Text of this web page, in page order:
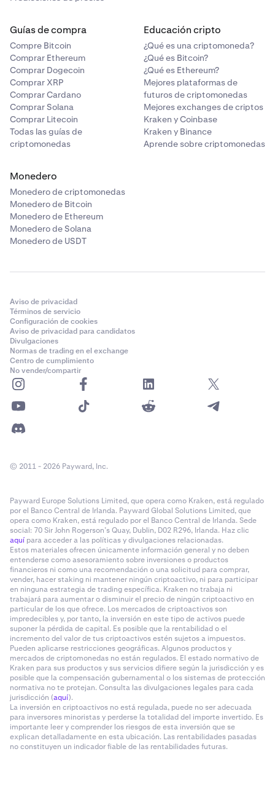
Guías de compra
Compre Bitcoin
Comprar Ethereum
Comprar Dogecoin
Comprar XRP
Comprar Cardano
Comprar Solana
Comprar Litecoin
Todas las guías de
criptomonedas
Educación cripto
¿Qué es una criptomoneda?
¿Qué es Bitcoin?
¿Qué es Ethereum?
Mejores plataformas de
futuros de criptomonedas
Mejores exchanges de criptos
Kraken y Coinbase
Kraken y Binance
Aprende sobre criptomonedas
Monedero
Monedero de criptomonedas
Monedero de Bitcoin
Monedero de Ethereum
Monedero de Solana
Monedero de USDT
Aviso de privacidad
Términos de servicio
Configuración de cookies
Aviso de privacidad para candidatos
Divulgaciones
Normas de trading en el exchange
Centro de cumplimiento
No vender/compartir
© 2011 - 2026 Payward, Inc.
Payward Europe Solutions Limited, que opera como Kraken, está regulado
por el Banco Central de Irlanda. Payward Global Solutions Limited, que
opera como Kraken, está regulado por el Banco Central de Irlanda. Sede
social: 70 Sir John Rogerson’s Quay, Dublin, D02 R296, Irlanda. Haz clic
aquí para acceder a las políticas y divulgaciones relacionadas.
Estos materiales ofrecen únicamente información general y no deben
entenderse como asesoramiento sobre inversiones o productos
financieros ni como una recomendación o una solicitud para comprar,
vender, hacer staking ni mantener ningún criptoactivo, ni para participar
en ninguna estrategia de trading específica. Kraken no trabaja ni
trabajará para aumentar o disminuir el precio de ningún criptoactivo en
particular de los que ofrece. Los mercados de criptoactivos son
impredecibles y, por tanto, la inversión en este tipo de activos puede
suponer la pérdida de capital. Es posible que la rentabilidad o el
incremento del valor de tus criptoactivos estén sujetos a impuestos.
Pueden aplicarse restricciones geográficas. Algunos productos y
mercados de criptomonedas no están regulados. El estado normativo de
Kraken para sus productos y sus servicios difiere según la jurisdicción y es
posible que la compensación gubernamental o los sistemas de protección
normativa no te protejan. Consulta las divulgaciones legales para cada
jurisdicción (aquí).
La inversión en criptoactivos no está regulada, puede no ser adecuada
para inversores minoristas y perderse la totalidad del importe invertido. Es
importante leer y comprender los riesgos de esta inversión que se
explican detalladamente en esta ubicación. Las rentabilidades pasadas
no constituyen un indicador fiable de las rentabilidades futuras.